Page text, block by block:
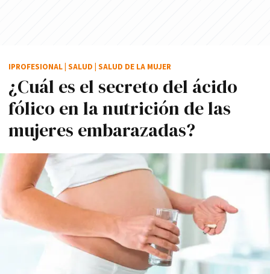
¿Cuál es el secreto del ácido
fólico en la nutrición de las
mujeres embarazadas?
IPROFESIONAL SALUD SALUD DE LA MUJER